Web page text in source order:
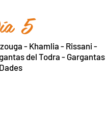
5
- Khamlia - Rissani -
del Todra - Gargantas